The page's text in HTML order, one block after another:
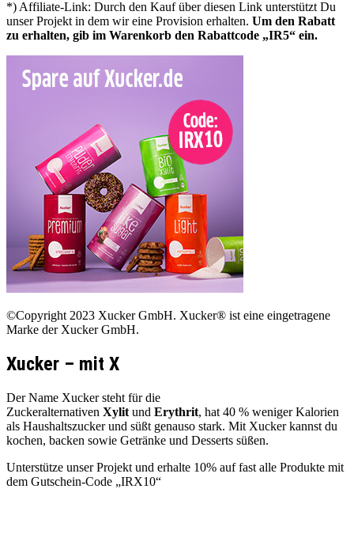
*) Affiliate-Link: Durch den Kauf über diesen Link unterstützt Du
unser Projekt in dem wir eine Provision erhalten. Um den Rabatt
zu erhalten, gib im Warenkorb den Rabattcode „IR5“ ein.
©Copyright 2023 Xucker GmbH. Xucker® ist eine eingetragene
Marke der Xucker GmbH.
Xucker – mit X
Der Name Xucker steht für die
Zuckeralternativen Xylit und Erythrit, hat 40 % weniger Kalorien
als Haushaltszucker und süßt genauso stark. Mit Xucker kannst du
kochen, backen sowie Getränke und Desserts süßen.
Unterstütze unser Projekt und erhalte 10% auf fast alle Produkte mit
dem Gutschein-Code „IRX10“